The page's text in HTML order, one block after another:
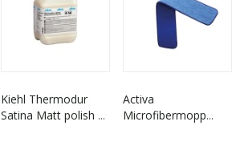
Kiehl Thermodur
Satina Matt polish 5
Activa
Microfibermopp